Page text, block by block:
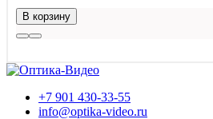
В корзину
+7 901 430-33-55
info@optika-video.ru